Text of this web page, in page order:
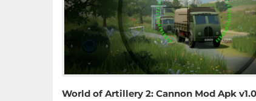
Educational
World of Artillery 2: Cannon Mod Apk